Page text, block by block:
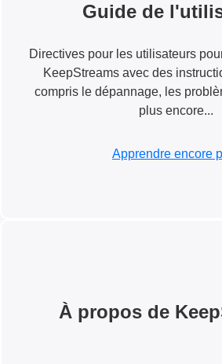
Guide de
Directives pour les utilisateurs
KeepStreams avec des
compris le dépannage, les
plus encore...
Apprendre encore
À propos de